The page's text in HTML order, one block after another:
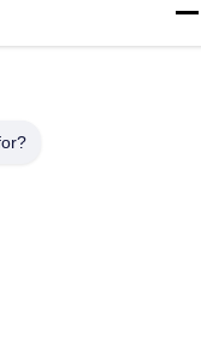
Co. Ltd . 無断転載